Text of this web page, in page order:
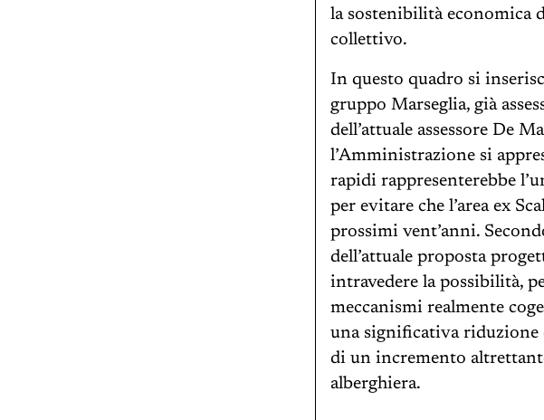
la sostenibilità economica
collettivo.
In questo quadro si
gruppo Marseglia, già
dell’attuale assessore De
l’Amministrazione si
rapidi rappresenterebbe
per evitare che l’area ex
prossimi vent’anni.
dell’attuale proposta
intravedere la possibilità,
meccanismi realmente
una significativa riduzione
di un incremento
alberghiera.